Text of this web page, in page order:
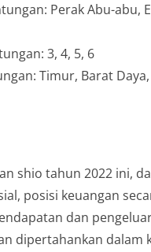
Perak Abu-abu,
3, 4, 5, 6
Timur, Barat
shio tahun 2022 ini,
posisi keuangan
dan
dipertahankan dalam